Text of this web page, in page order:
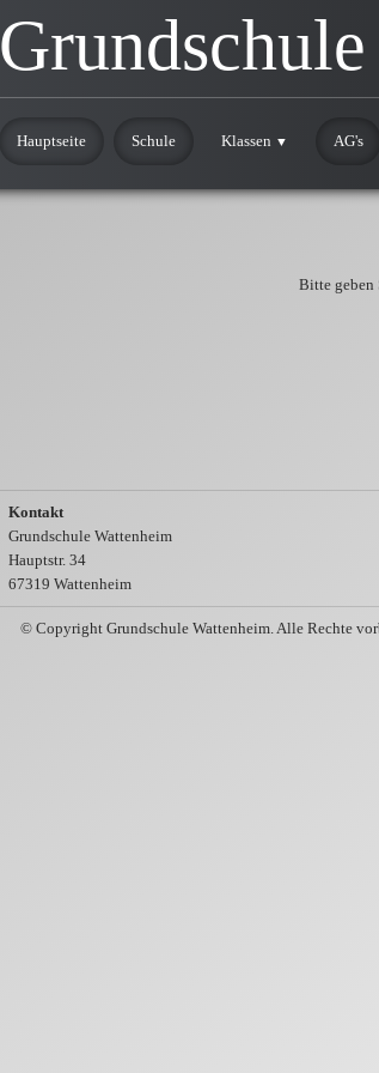
Grundschule
Hauptseite Schule Klassen ▼ AG's
Bitte geben
Kontakt
Grundschule Wattenheim
Hauptstr. 34
67319 Wattenheim
© Copyright Grundschule Wattenheim. Alle Rechte